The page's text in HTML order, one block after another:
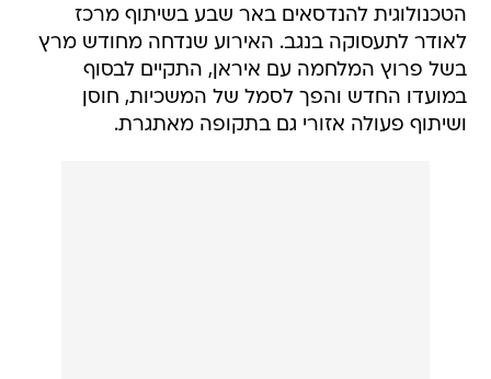
הטכנולוגית להנדסאים באר שבע בשיתוף מרכז
לאודר לתעסוקה בנגב. האירוע שנדחה מחודש מרץ
בשל פרוץ המלחמה עם איראן, התקיים לבסוף
במועדו החדש והפך לסמל של המשכיות, חוסן
ושיתוף פעולה אזורי גם בתקופה מאתגרת.